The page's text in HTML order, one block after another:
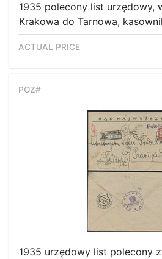
1935 polecony list urzędowy,
Krakowa do Tarnowa,
1935 urzędowy list polecony